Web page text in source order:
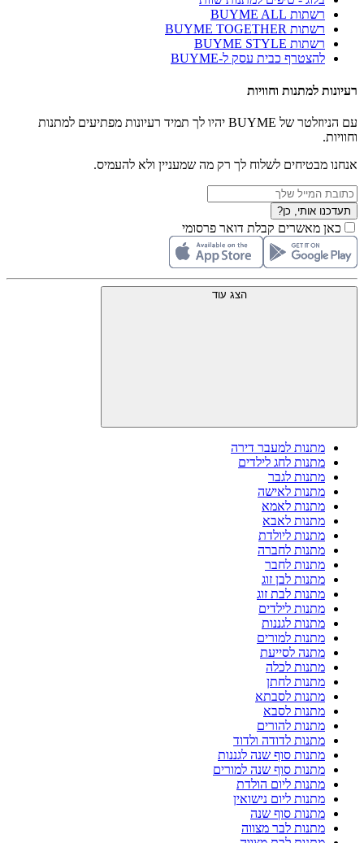
רשתות BUYME ALL
רשתות BUYME TOGETHER
רשתות BUYME STYLE
להצטרף כבית עסק ל-BUYME
רעיונות למתנות וחוויות
עם הניוזלטר של BUYME יהיו לך תמיד רעיונות מפתיעים למתנות
וחוויות.
אנחנו מבטיחים לשלוח לך רק מה שמעניין ולא להעמיס.
תעדכנו אותי, כן?
כאן מאשרים קבלת דואר פרסומי
הצג עוד
מתנות למעבר דירה
מתנות לחג לילדים
מתנות לגבר
מתנות לאישה
מתנות לאמא
מתנות לאבא
מתנות ליולדת
מתנות לחברה
מתנות לחבר
מתנות לבן זוג
מתנות לבת זוג
מתנות לילדים
מתנות לגננות
מתנות למורים
מתנה לסייעת
מתנות לכלה
מתנות לחתן
מתנות לסבתא
מתנות לסבא
מתנות להורים
מתנות לדודה ולדוד
מתנות סוף שנה לגננות
מתנות סוף שנה למורים
מתנות ליום הולדת
מתנות ליום נישואין
מתנות סוף שנה
מתנות לבר מצווה